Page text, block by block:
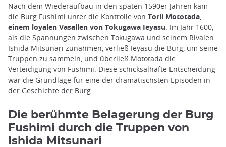
Nach dem Wiederaufbau in den späten 1590er Jahren kam
die Burg Fushimi unter die Kontrolle von Torii Mototada,
einem loyalen Vasallen von Tokugawa Ieyasu . Im Jahr 1600,
als die Spannungen zwischen Tokugawa und seinem Rivalen
Ishida Mitsunari zunahmen, verließ Ieyasu die Burg, um seine
Truppen zu sammeln, und überließ Mototada die
Verteidigung von Fushimi. Diese schicksalhafte Entscheidung
war die Grundlage für eine der dramatischsten Episoden in
der Geschichte der Burg.
Die berühmte Belagerung der Burg
Fushimi durch die Truppen von
Ishida Mitsunari